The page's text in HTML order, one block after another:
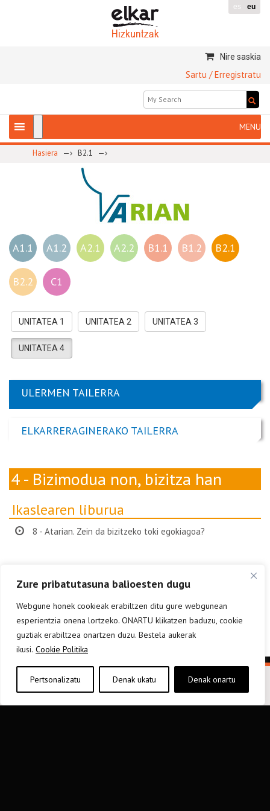
Zure pribatutasuna balioesten dugu
Webgune honek cookieak erabiltzen ditu gure webgunean
esperientzia onena lortzeko. ONARTU klikatzen baduzu, cookie
guztiak erabiltzea onartzen duzu. Bestela aukerak
ikusi. Cookie Politika
Pertsonalizatu Denak ukatu Denak onartu
es eu
Nire saskia
Sartu / Erregistratu
Hasiera —› B2.1 —›
A1.1 A1.2 A2.1 A2.2 B1.1 B1.2 B2.1
B2.2 C1
UNITATEA 1 UNITATEA 2 UNITATEA 3
UNITATEA 4
ULERMEN TAILERRA
ELKARRERAGINERAKO TAILERRA
4 - Bizimodua non, bizitza han
Ikaslearen liburua
8 - Atarian. Zein da bizitzeko toki egokiagoa?